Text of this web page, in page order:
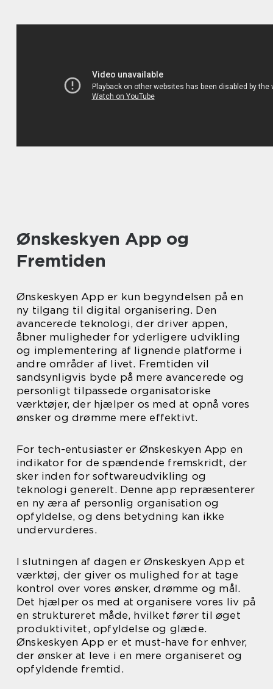
Ønskeskyen App og
Fremtiden
Ønskeskyen App er kun begyndelsen på en
ny tilgang til digital organisering. Den
avancerede teknologi, der driver appen,
åbner muligheder for yderligere udvikling
og implementering af lignende platforme i
andre områder af livet. Fremtiden vil
sandsynligvis byde på mere avancerede og
personligt tilpassede organisatoriske
værktøjer, der hjælper os med at opnå vores
ønsker og drømme mere effektivt.
For tech-entusiaster er Ønskeskyen App en
indikator for de spændende fremskridt, der
sker inden for softwareudvikling og
teknologi generelt. Denne app repræsenterer
en ny æra af personlig organisation og
opfyldelse, og dens betydning kan ikke
undervurderes.
I slutningen af dagen er Ønskeskyen App et
værktøj, der giver os mulighed for at tage
kontrol over vores ønsker, drømme og mål.
Det hjælper os med at organisere vores liv på
en struktureret måde, hvilket fører til øget
produktivitet, opfyldelse og glæde.
Ønskeskyen App er et must-have for enhver,
der ønsker at leve i en mere organiseret og
opfyldende fremtid.